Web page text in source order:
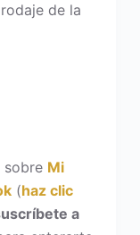
de la
sobre Mi
(haz clic
a